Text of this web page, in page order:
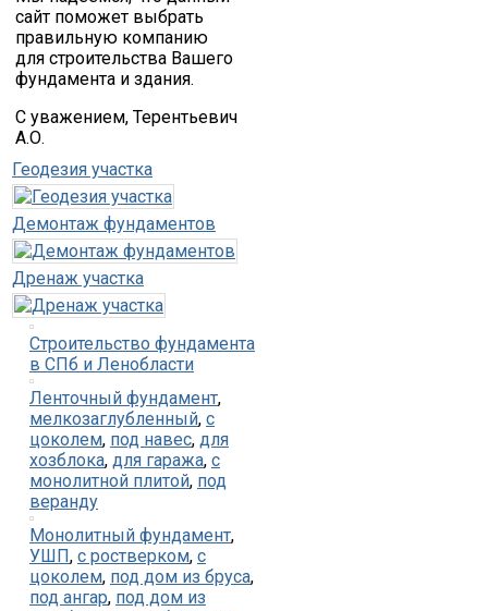
сайт поможет выбрать
правильную компанию
для строительства Вашего
фундамента и здания.
С уважением, Терентьевич
А.О.
Геодезия участка
Демонтаж фундаментов
Дренаж участка
Строительство фундамента
в СПб и Ленобласти
Ленточный фундамент,
мелкозаглубленный, с
цоколем, под навес, для
хозблока, для гаража, с
монолитной плитой, под
веранду
Монолитный фундамент,
УШП, с ростверком, с
цоколем, под дом из бруса,
под ангар, под дом из